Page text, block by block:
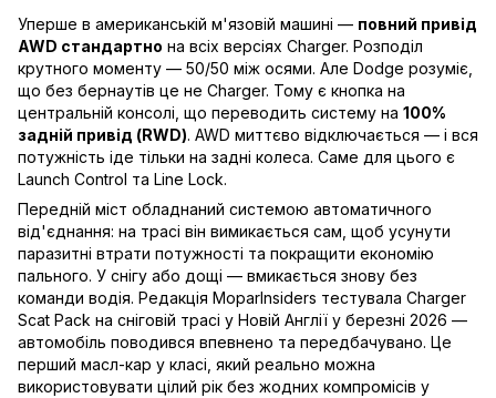
Уперше в американській м'язовій машині — повний привід
AWD стандартно на всіх версіях Charger. Розподіл
крутного моменту — 50/50 між осями. Але Dodge розуміє,
що без бернаутів це не Charger. Тому є кнопка на
центральній консолі, що переводить систему на 100%
задній привід (RWD). AWD миттєво відключається — і вся
потужність іде тільки на задні колеса. Саме для цього є
Launch Control та Line Lock.
Передній міст обладнаний системою автоматичного
від'єднання: на трасі він вимикається сам, щоб усунути
паразитні втрати потужності та покращити економію
пального. У снігу або дощі — вмикається знову без
команди водія. Редакція MoparInsiders тестувала Charger
Scat Pack на сніговій трасі у Новій Англії у березні 2026 —
автомобіль поводився впевнено та передбачувано. Це
перший масл-кар у класі, який реально можна
використовувати цілий рік без жодних компромісів у